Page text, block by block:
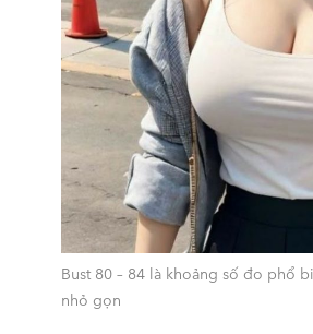
Bust 80 – 84 là khoảng số đo phổ
nhỏ gọn